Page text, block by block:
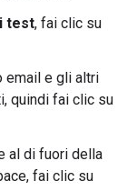
test, fai clic su
email e gli altri
quindi fai clic su
al di fuori della
fai clic su